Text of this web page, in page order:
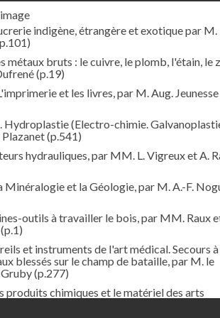
indigène, étrangère et exotique par M.
métaux bruts : le cuivre, le plomb, l'étain, le
(p.19)
et les livres, par M. Aug. Jeunesse
Hydroplastie (Electro-chimie.
Plazanet(p.541)
hydrauliques, par MM. L. Vigreux et A.
Minéralogie et la Géologie, par M. A.-F.
outils à travailler le bois, par MM. Raux
(p.1)
et instruments de l'art médical. Secours à
blessés sur le champ de bataille, par M. le
(p.277)
produits chimiques et le matériel des arts